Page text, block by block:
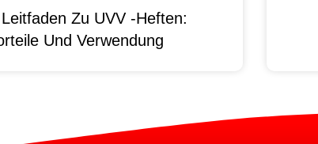
Zu UVV -Heften:
Und Verwendung